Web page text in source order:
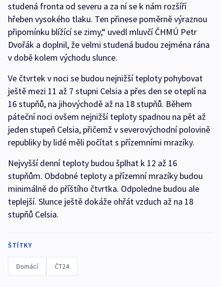
studená fronta od severu a za ní se k nám rozšíří
hřeben vysokého tlaku. Ten přinese poměrně výraznou
připomínku blížící se zimy,“ uvedl mluvčí ČHMÚ Petr
Dvořák a doplnil, že velmi studená budou zejména rána
v době kolem východu slunce.
Ve čtvrtek v noci se budou nejnižší teploty pohybovat
ještě mezi 11 až 7 stupni Celsia a přes den se oteplí na
16 stupňů, na jihovýchodě až na 18 stupňů. Během
páteční noci ovšem nejnižší teploty spadnou na pět až
jeden stupeň Celsia, přičemž v severovýchodní polovině
republiky by lidé měli počítat s přízemními mrazíky.
Nejvyšší denní teploty budou šplhat k 12 až 16
stupňům. Obdobné teploty a přízemní mrazíky budou
minimálně do příštího čtvrtka. Odpoledne budou ale
teplejší. Slunce ještě dokáže ohřát vzduch až na 18
stupňů Celsia.
ŠTÍTKY
Domácí ČT24